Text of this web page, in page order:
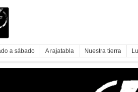
a sábado A rajatabla Nuestra tierra